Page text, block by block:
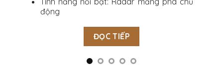
động
ĐỌC TIẾP